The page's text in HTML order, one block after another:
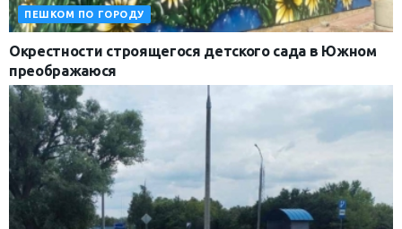
ПЕШКОМ ПО ГОРОДУ
Окрестности строящегося детского сада в Южном
преображаюся